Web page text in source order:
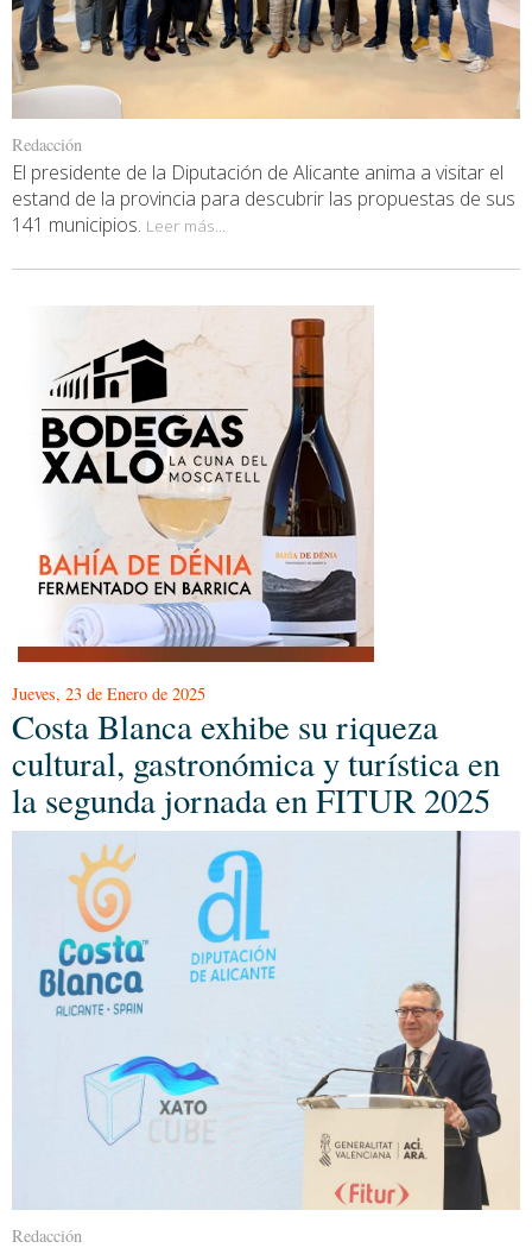
Redacción
El presidente de la Diputación de Alicante anima a visitar el
estand de la provincia para descubrir las propuestas de sus
141 municipios. Leer más...
Jueves, 23 de Enero de 2025
Costa Blanca exhibe su riqueza
cultural, gastronómica y turística en
la segunda jornada en FITUR 2025
Redacción